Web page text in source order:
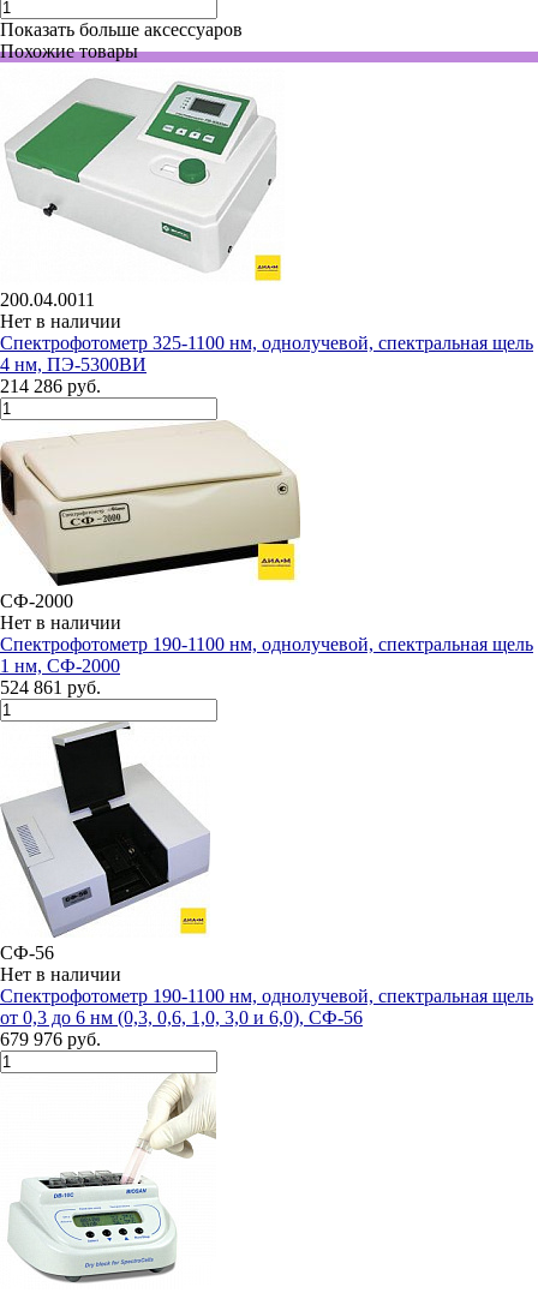
Показать больше аксессуаров
Похожие товары
200.04.0011
Нет в наличии
Спектрофотометр 325-1100 нм, однолучевой, спектральная щель
4 нм, ПЭ-5300ВИ
214 286 руб.
СФ-2000
Нет в наличии
Спектрофотометр 190-1100 нм, однолучевой, спектральная щель
1 нм, СФ-2000
524 861 руб.
СФ-56
Нет в наличии
Спектрофотометр 190-1100 нм, однолучевой, спектральная щель
от 0,3 до 6 нм (0,3, 0,6, 1,0, 3,0 и 6,0), СФ-56
679 976 руб.